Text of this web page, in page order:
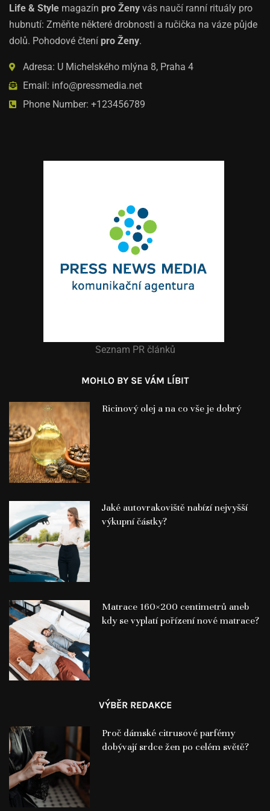
Life & Style magazín pro Ženy vás naučí ranní rituály pro
hubnutí: Změňte některé drobnosti a ručička na váze půjde
dolů. Pohodové čtení pro Ženy.
Adresa: U Michelského mlýna 8, Praha 4
Email: info@pressmedia.net
Phone Number: +123456789
Seznam PR článků
MOHLO BY SE VÁM LÍBIT
Ricinový olej a na co vše je dobrý
Jaké autovrakoviště nabízí nejvyšší
výkupní částky?
Matrace 160×200 centimetrů aneb
kdy se vyplatí pořízení nové matrace?
VÝBĚR REDAKCE
Proč dámské citrusové parfémy
dobývají srdce žen po celém světě?